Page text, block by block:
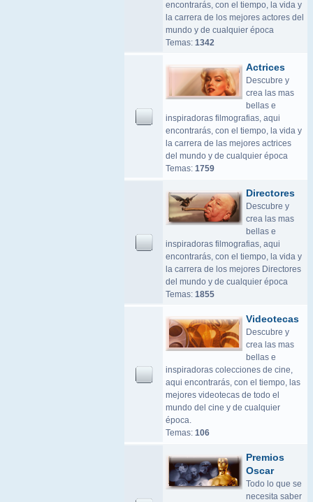
encontrarás, con el tiempo, la vida y
la carrera de los mejores actores del
mundo y de cualquier época
Temas: 1342
Actrices
Descubre y
crea las mas
bellas e
inspiradoras filmografias, aqui
encontrarás, con el tiempo, la vida y
la carrera de las mejores actrices
del mundo y de cualquier época
Temas: 1759
Directores
Descubre y
crea las mas
bellas e
inspiradoras filmografias, aqui
encontrarás, con el tiempo, la vida y
la carrera de los mejores Directores
del mundo y de cualquier época
Temas: 1855
Videotecas
Descubre y
crea las mas
bellas e
inspiradoras colecciones de cine,
aqui encontrarás, con el tiempo, las
mejores videotecas de todo el
mundo del cine y de cualquier
época.
Temas: 106
Premios
Oscar
Todo lo que se
necesita saber